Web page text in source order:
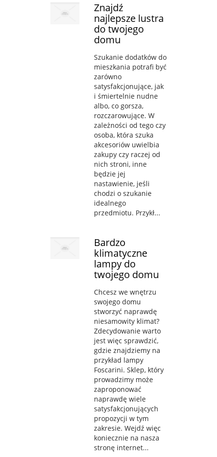
Znajdź
najlepsze lustra
do twojego
domu
Szukanie dodatków do
mieszkania potrafi być
zarówno
satysfakcjonujące, jak
i śmiertelnie nudne
albo, co gorsza,
rozczarowujące. W
zależności od tego czy
osoba, która szuka
akcesoriów uwielbia
zakupy czy raczej od
nich stroni, inne
będzie jej
nastawienie, jeśli
chodzi o szukanie
idealnego
przedmiotu. Przykł...
Bardzo
klimatyczne
lampy do
twojego domu
Chcesz we wnętrzu
swojego domu
stworzyć naprawdę
niesamowity klimat?
Zdecydowanie warto
jest więc sprawdzić,
gdzie znajdziemy na
przykład lampy
Foscarini. Sklep, który
prowadzimy może
zaproponować
naprawdę wiele
satysfakcjonujących
propozycji w tym
zakresie. Wejdź więc
koniecznie na nasza
stronę internet...